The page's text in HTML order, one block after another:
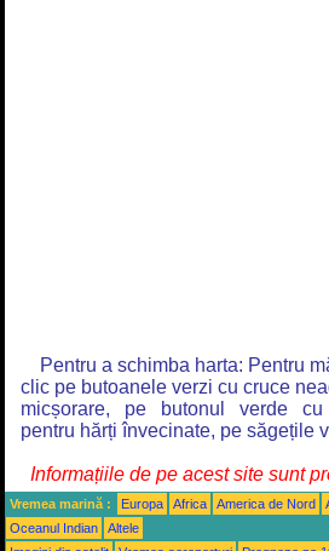
Pentru a schimba harta: Pentru
clic pe butoanele verzi cu cruce
micșorare, pe butonul verde
pentru hărți învecinate, pe săgețile
Informațiile de pe acest site sunt
Vremea marină : Europa Africa America de Nord
Oceanul Indian
Altele